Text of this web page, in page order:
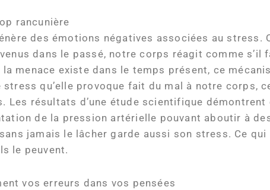
rancunière
des émotions négatives associées au stress.
dans le passé, notre corps réagit comme
menace existe dans le temps présent, ce
qu’elle provoque fait du mal à notre corps,
Les résultats d’une étude scientifique
de la pression artérielle pouvant aboutir à
jamais le lâcher garde aussi son stress. Ce
le peuvent.
vos erreurs dans vos pensées